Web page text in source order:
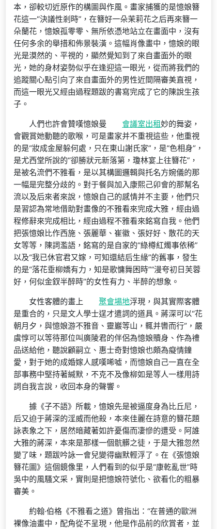
本，卻較切近原作的構圖與作風。畫家捕獲的是憶娘簪
花這一“決議性剎時”，在簪好一朵茉莉花之后再來簪一
朵蘭花，憶娘孤零零、無所依憑地站立在畫面中，沒有
任何多余的舉措和佈景裝潢。這幅肖像畫中，憶娘的眼
光是漠然的、平視的，顯然覺知到了來自畫面外的眼
光，她的身材姿勢似乎在逢迎這一眼光，從而將我們的
追蹤關心點引向了來自畫面外的男性近間隔審美直視，
而這一眼光又經由過程題跋的書寫完成了它的陳說生孩
子。
人們也許會贊嘆憶娘曼 會議室出租妙的舞姿，
會觀賞她動聽的歌喉，可是畫家并不重視這些，他重視
的是“妝成金屋躲何處，只在東山謝氏家”，是“色相身”，
是尤西堂所說的“卻勝狀元新落第，瓊林宴上往簪花”，
是被名流們不雅看，是以其構圖邏輯與托名方婉儀的那
一幅是完整分歧的。對于餐與加入康熙己卯會的那幫名
流以及后來者來說，憶娘自己的感情并不主要，他們只
是習認為常地借助對畫像的不雅看來完成大雅，經由過
程修辭來完成相比，經由過程不雅看來銘寫自我。他們
把張憶娘比作西施、張麗華、崔徽、張好好、散花的天
女等等，陳詞濫語，銘寫的是自家的“綠樽紅燭事依稀”
以及“我已休官君又嫁，可知還結后生緣”的舊事，發生
的是“落花垂柳嬌有力，知是歌慵舞困時”“漫夸初日芙蓉
好，何似金釵半醉時”的女性有力、半醉的想象。
女性客體的畫上 聚會場地浮現，與其實際客體
是重合的，只是文人學士逞才遣詞的道具。蔣深可以“花
朝月夕，與憶娘游不雅音、靈巖等山，輒并轡而行”，嚴
虞惇可以等待那位叫廣陵君的伴侶為憶娘贖身、作為禮
品送給他，聽說顧嗣立、惠士奇對憶娘也頗為癡情鐘
愛，對于她的成婚嫁人感嘆唏噓，而憶娘自己一直在全
部事務中堅持著緘默，不克不及像柳如是等人一樣用詩
詞自我言說，收回本身的聲響。
據《子不語》所載，憶娘先是被逼度身為比丘尼，
后又迫于蔣深的淫威而他殺，本來佳麗在詩意的簪花題
詠表象之下，居然暗藏著如許憂傷而凄慘的遭受。阿誰
大雅的蔣深，本來是那樣一個骯髒之徒，于是大雅忽然
變了味，題跋吟詠一會兒變得幽默輕浮了。在《張憶娘
簪花圖》這個鏡像里，人們看到的似乎是“康乾亂世”時
吳中的風騷文采，實則是把憶娘符號化、欲看化的粗暴
審美。
約翰·伯格《不雅看之道》曾指出：“在普通的歐洲
裸像油畫中，配角從不呈現，他是作品前的欣賞者，並